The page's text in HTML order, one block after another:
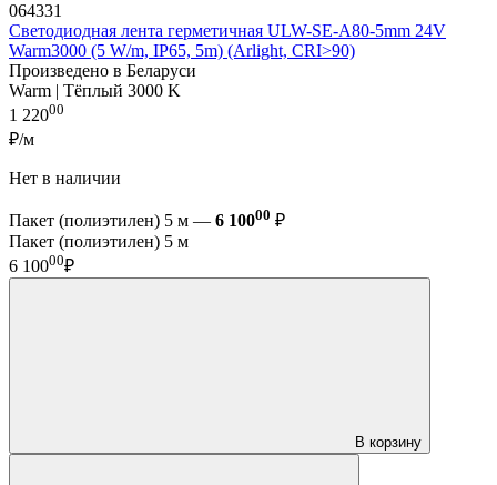
064331
Светодиодная лента герметичная ULW-SE-A80-5mm 24V
Warm3000 (5 W/m, IP65, 5m) (Arlight, CRI>90)
Произведено в Беларуси
Warm | Тёплый 3000 K
1 22000
₽/м
Нет в наличии
Пакет (полиэтилен) 5 м — 6 10000 ₽
Пакет (полиэтилен) 5 м
6 10000₽
В корзину